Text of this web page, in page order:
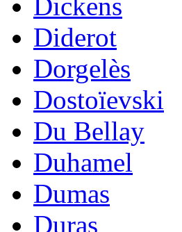
Diderot
Dorgelès
Dostoïevski
Du Bellay
Duhamel
Dumas
Duras